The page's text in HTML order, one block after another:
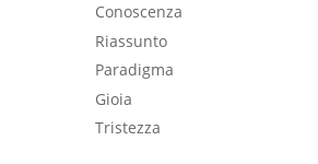
Conoscenza
Riassunto
Paradigma
Gioia
Tristezza